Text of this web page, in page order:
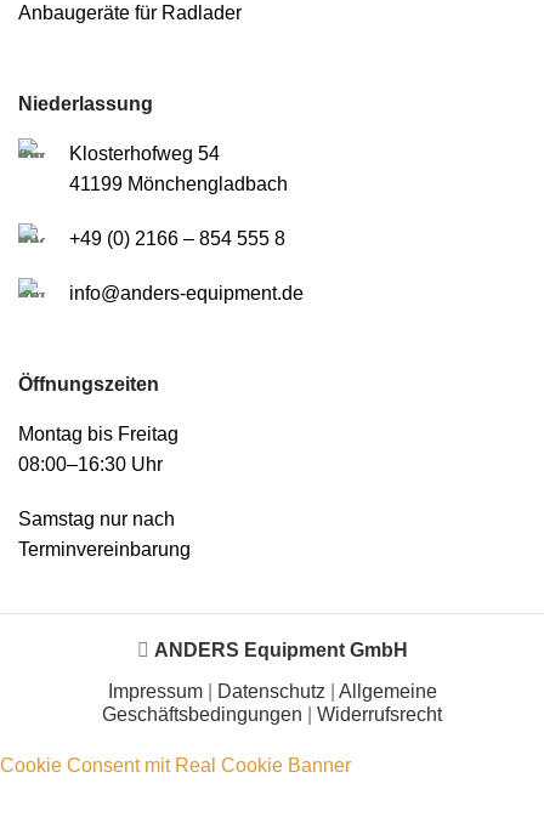
Anbaugeräte für Radlader
Niederlassung
Klosterhofweg 54
41199 Mönchengladbach
+49 (0) 2166 – 854 555 8
info@anders-equipment.de
Öffnungszeiten
Montag bis Freitag
08:00–16:30 Uhr
Samstag nur nach
Terminvereinbarung
ANDERS Equipment GmbH
Impressum| Datenschutz
Allgemeine
Geschäftsbedingungen
Widerrufsrecht
Cookie Consent mit Real Cookie Banner